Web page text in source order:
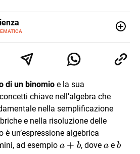
Ho conseguito la laurea triennale in
a Messina e in Economia
stato chiamato per una supplenza
di insegnamento A47. Ho poi
a Trieste nel sostegno e sono
2023
di un binomio e la sua
chiave nell’algebra che
nella semplificazione
e nella risoluzione delle
un’espressione algebrica
ad esempio a+b
a + b, dove ae b